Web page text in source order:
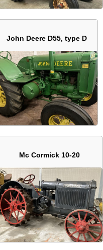
John Deere D55, type D
Mc Cormick 10-20